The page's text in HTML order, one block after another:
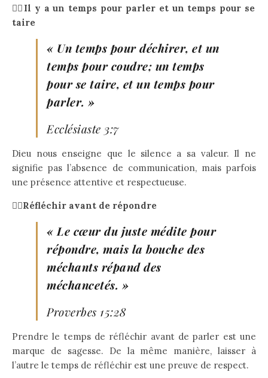
👉🏻Il y a un temps pour parler et un temps pour se
taire
« Un temps pour déchirer, et un
temps pour coudre; un temps
pour se taire, et un temps pour
parler. »
Ecclésiaste 3:7
Dieu nous enseigne que le silence a sa valeur. Il ne
signifie pas l’absence de communication, mais parfois
une présence attentive et respectueuse.
👉🏻Réfléchir avant de répondre
« Le cœur du juste médite pour
répondre, mais la bouche des
méchants répand des
méchancetés. »
Proverbes 15:28
Prendre le temps de réfléchir avant de parler est une
marque de sagesse. De la même manière, laisser à
l’autre le temps de réfléchir est une preuve de respect.